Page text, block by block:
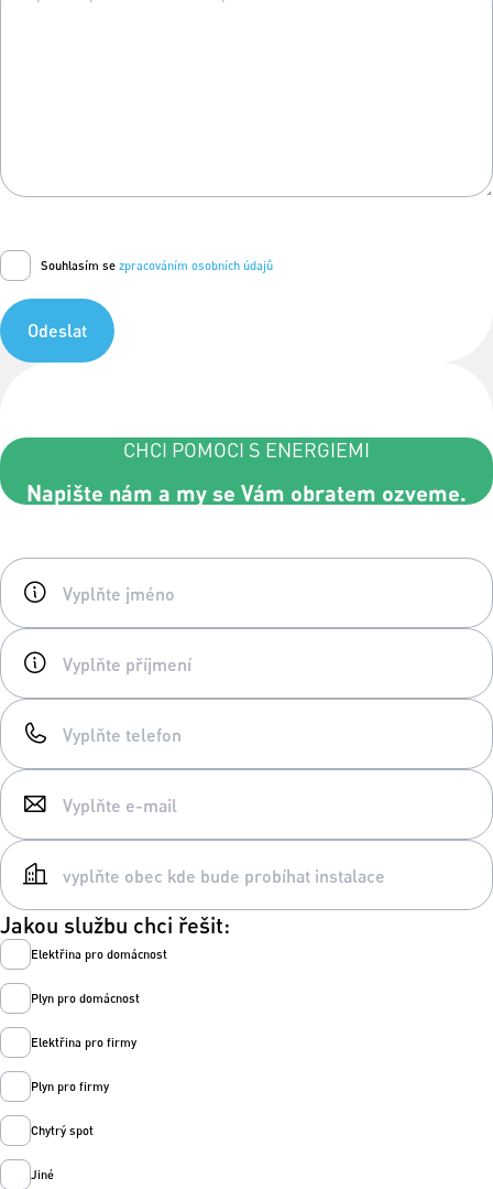
Souhlasím se zpracováním osobních údajů
Odeslat
CHCI POMOCI S ENERGIEMI
Napište nám a my se Vám obratem ozveme.
Jakou službu chci řešit:
Elektřina pro domácnost
Plyn pro domácnost
Elektřina pro firmy
Plyn pro firmy
Chytrý spot
Jiné